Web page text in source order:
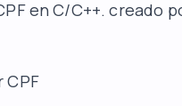
en C/C++. creado
CPF